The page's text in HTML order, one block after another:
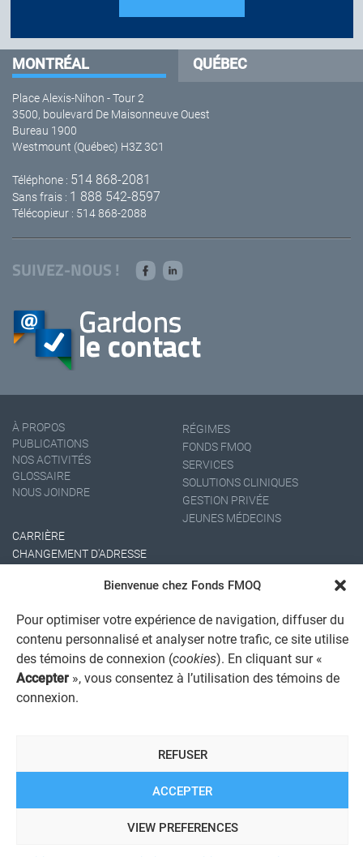
Bienvenue chez Fonds FMOQ
Pour optimiser votre expérience de navigation, diffuser du
contenu personnalisé et analyser notre trafic, ce site utilise
des témoins de connexion (cookies). En cliquant sur «
Accepter », vous consentez à l’utilisation des témoins de
connexion.
ACCEPTER
REFUSER
VIEW PREFERENCES
MONTRÉAL QUÉBEC
Place Alexis-Nihon - Tour 2
3500, boulevard De Maisonneuve Ouest
Bureau 1900
Westmount (Québec) H3Z 3C1
Téléphone : 514 868-2081
Sans frais : 1 888 542-8597
Télécopieur : 514 868-2088
SUIVEZ-NOUS !
À PROPOS
PUBLICATIONS
NOS ACTIVITÉS
GLOSSAIRE
NOUS JOINDRE
RÉGIMES
FONDS FMOQ
SERVICES
SOLUTIONS CLINIQUES
GESTION PRIVÉE
JEUNES MÉDECINS
CARRIÈRE
CHANGEMENT D'ADRESSE
AVIS JURIDIQUE GÉNÉRAL
POLITIQUE DE TRAITEMENT DES PLAINTES
REGISTRE DES CONFLITS D'INTÉRÊTS